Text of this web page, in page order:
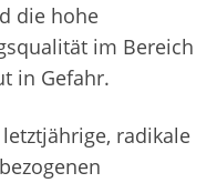
die hohe
im Bereich
in Gefahr.
radikale